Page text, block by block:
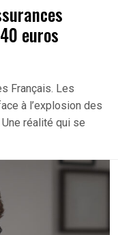
euros
Français. Les
à l’explosion des
réalité qui se